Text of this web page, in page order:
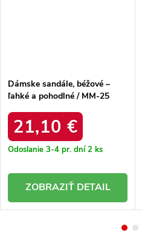
Dámske sandále, béžové –
ľahké a pohodlné / MM-25
21,10 €
Odoslanie 3-4 pr. dní2 ks
DETAIL